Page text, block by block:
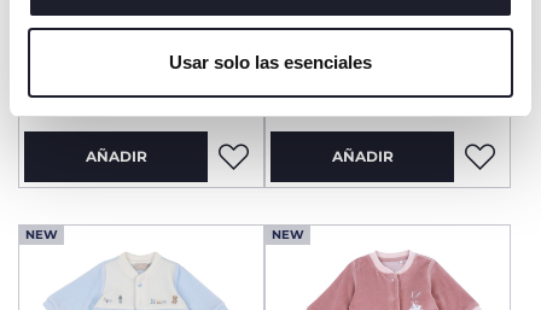
cerrar este banner, usted consiente en utilizar
servicio solicitado.Usar solo las esenciales
€ 25,99
AÑADIR
€ 29,99
AÑADIR
NEW NEW